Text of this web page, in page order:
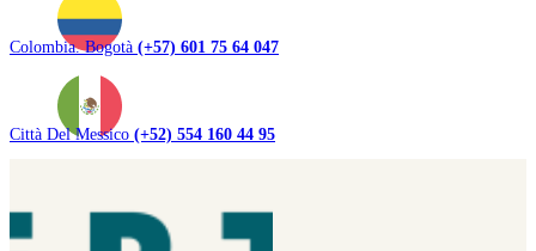
Colombia. Bogotà (+57) 601 75 64 047
Città Del Messico (+52) 554 160 44 95